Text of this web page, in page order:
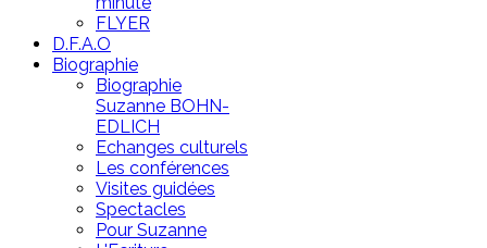
FLYER
D.F.A.O
Biographie
Biographie
Suzanne BOHN-
EDLICH
Echanges culturels
Les conférences
Visites guidées
Spectacles
Pour Suzanne